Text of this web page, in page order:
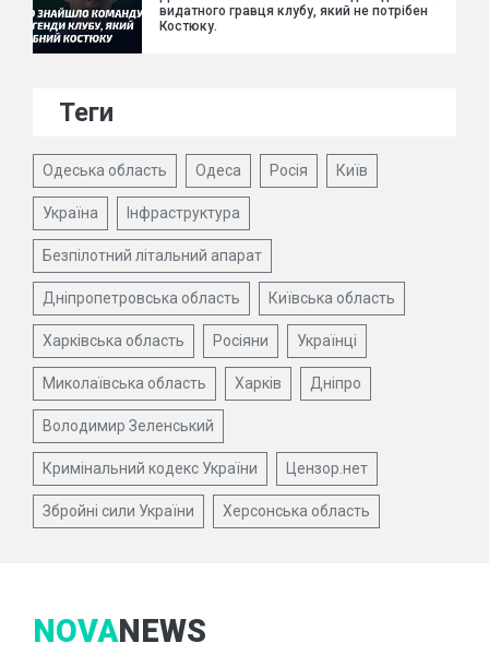
видатного гравця клубу, який не потрібен
Костюку.
Теги
Одеська область Одеса Росія Київ
Україна Інфраструктура
Безпілотний літальний апарат
Дніпропетровська область Київська область
Харківська область Росіяни Українці
Миколаївська область Харків Дніпро
Володимир Зеленський
Кримінальний кодекс України Цензор.нет
Збройні сили України Херсонська область
NOVANEWS